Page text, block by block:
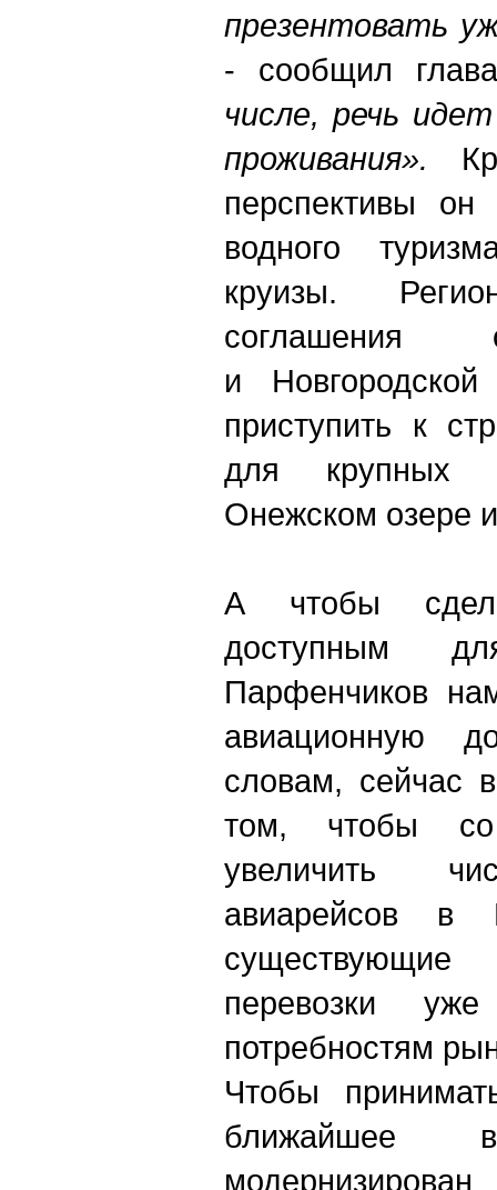
презентовать
- сообщил
числе, речь
проживания».
перспективы
водного
круизы.
соглашения
и
приступить к
для крупных
Онежском озере
А чтобы
доступным
Парфенчиков
авиационную
словам, сейчас
том, чтобы со
увеличить
авиарейсов в
перевозки
потребностям
Чтобы